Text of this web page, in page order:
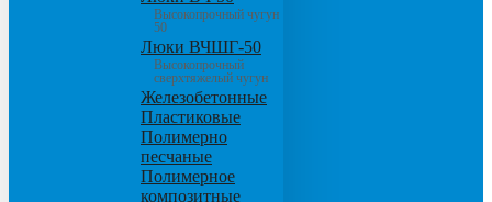
Высокопрочный чугун
50
Люки ВЧШГ-50
Высокопрочный
сверхтяжелый чугун
Железобетонные
Пластиковые
Полимерно
песчаные
Полимерное
композитные